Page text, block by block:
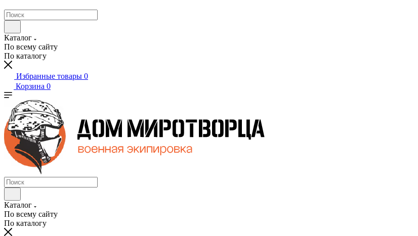
Каталог
По всему сайту
По каталогу
Избранные товары 0
Корзина 0
Каталог
По всему сайту
По каталогу